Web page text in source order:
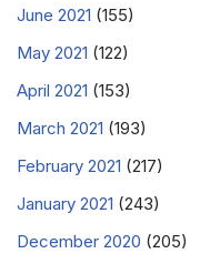
June 2021 (155)
May 2021 (122)
April 2021 (153)
March 2021 (193)
February 2021 (217)
January 2021 (243)
December 2020 (205)